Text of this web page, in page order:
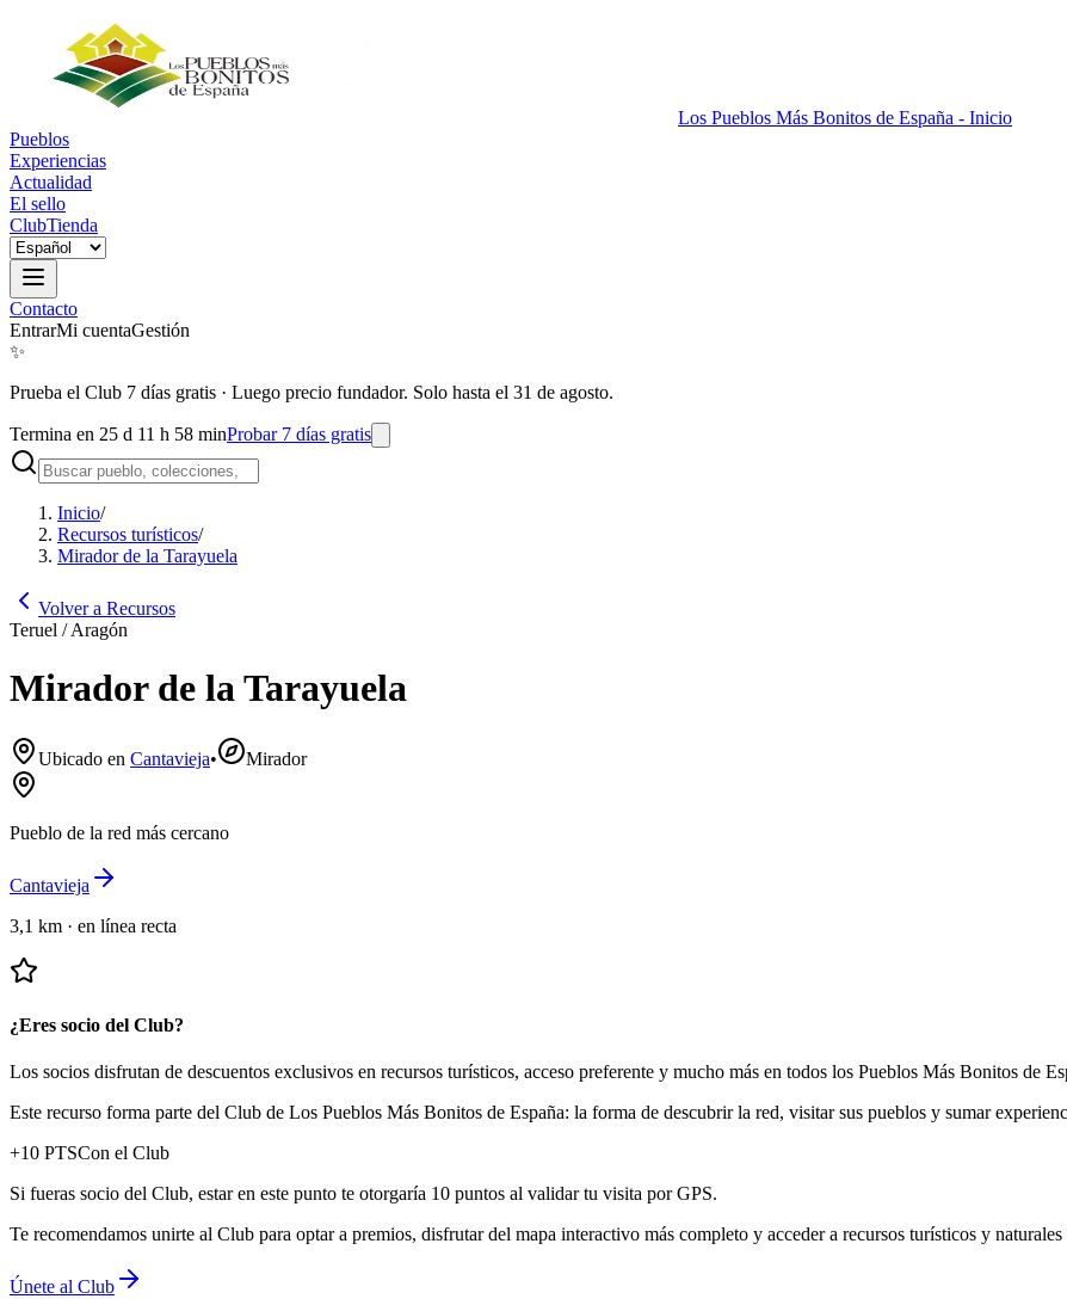
Los Pueblos Más Bonitos de España - Inicio
Pueblos
Experiencias
Actualidad
El sello
ClubTienda
Contacto
EntrarMi cuentaGestión
✨
Prueba el Club 7 días gratis · Luego precio fundador. Solo hasta el 31 de agosto.
Termina en 25 d 11 h 58 minProbar 7 días gratis
Inicio/
Recursos turísticos/
Mirador de la Tarayuela
Volver a Recursos
Teruel / Aragón
Mirador de la Tarayuela
Ubicado en Cantavieja• Mirador
Pueblo de la red más cercano
Cantavieja
3,1 km · en línea recta
¿Eres socio del Club?
Los socios disfrutan de descuentos exclusivos en recursos turísticos, acceso preferente y mucho más en todos los Pueblos Más Bonitos de
Este recurso forma parte del Club de Los Pueblos Más Bonitos de España: la forma de descubrir la red, visitar sus pueblos y sumar
+10 PTSCon el Club
Si fueras socio del Club, estar en este punto te otorgaría 10 puntos al validar tu visita por GPS.
Te recomendamos unirte al Club para optar a premios, disfrutar del mapa interactivo más completo y acceder a recursos turísticos y naturales
Únete al Club